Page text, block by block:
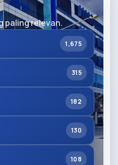
paling relevan.
1,675
315
182
130
108